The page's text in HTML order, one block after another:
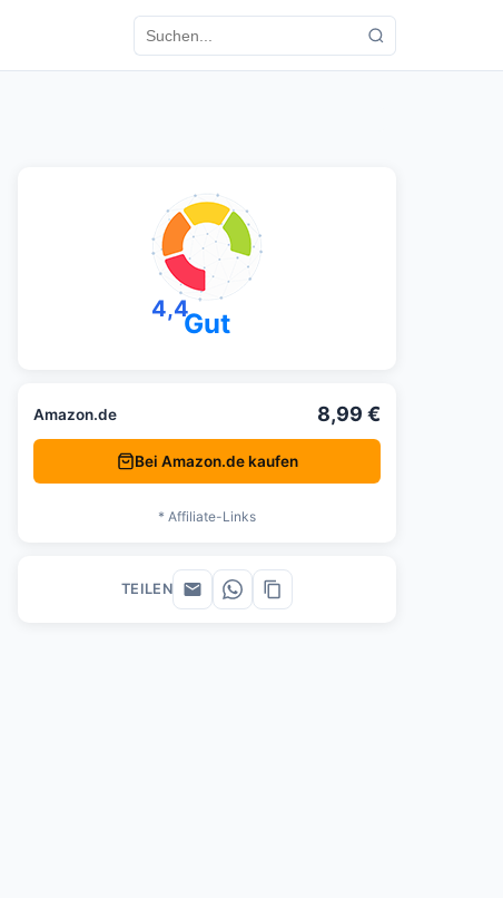
4,4Gut
Amazon.de 8,99 €
Bei Amazon.de kaufen
* Affiliate-Links
TEILEN